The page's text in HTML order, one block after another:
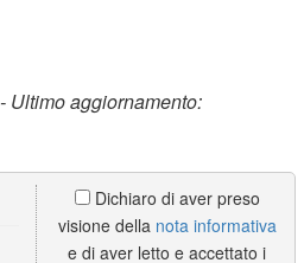
- Ultimo aggiornamento:
Dichiaro di aver preso
visione della nota informativa
e di aver letto e accettato i